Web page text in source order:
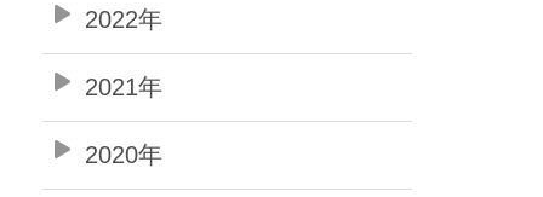
2022年
2021年
2020年